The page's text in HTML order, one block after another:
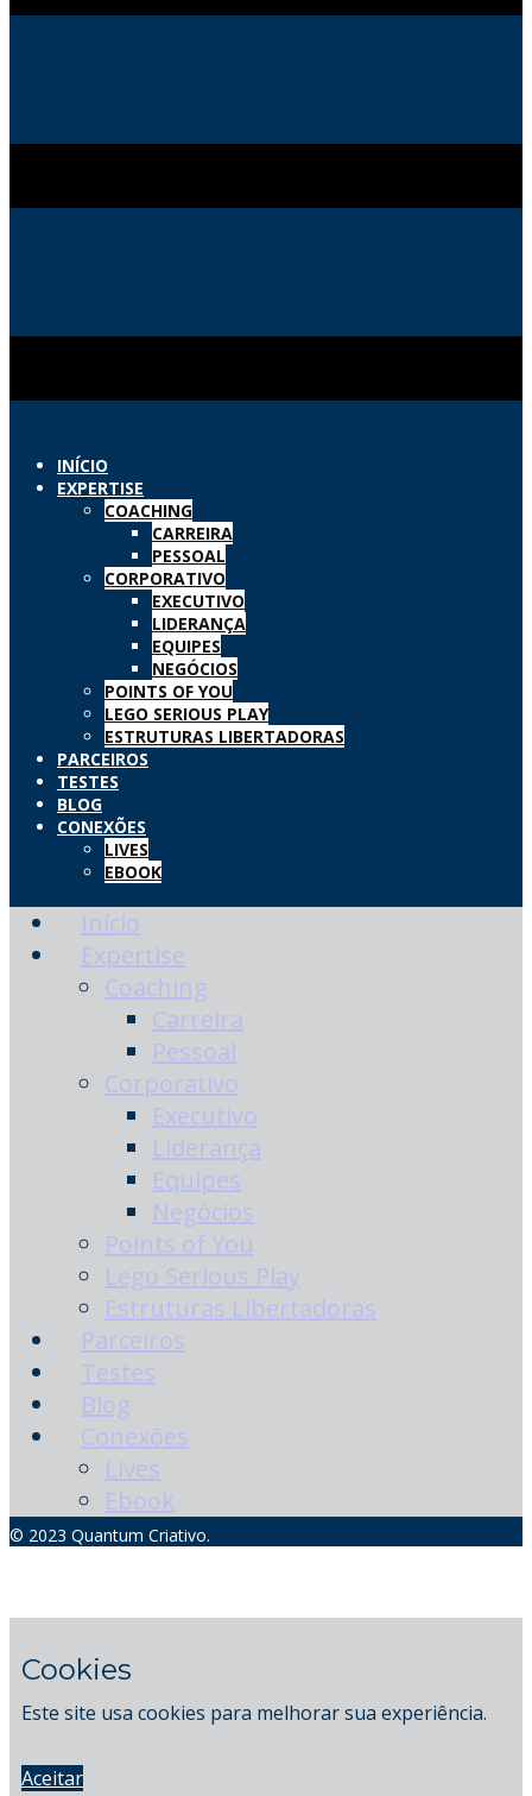
INÍCIO
EXPERTISE
COACHING
CARREIRA
PESSOAL
CORPORATIVO
EXECUTIVO
LIDERANÇA
EQUIPES
NEGÓCIOS
POINTS OF YOU
LEGO SERIOUS PLAY
ESTRUTURAS LIBERTADORAS
PARCEIROS
TESTES
BLOG
CONEXÕES
LIVES
EBOOK
Início
Expertise
Coaching
Carreira
Pessoal
Corporativo
Executivo
Liderança
Equipes
Negócios
Points of You
Lego Serious Play
Estruturas Libertadoras
Parceiros
Testes
Blog
Conexões
Lives
Ebook
© 2023 Quantum Criativo.
Cookies
Este site usa cookies para melhorar sua experiência.
Aceitar